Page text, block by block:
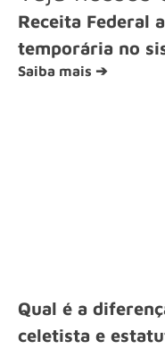
Receita Federal
temporária no
Saiba mais ➔
Qual é a
celetista e